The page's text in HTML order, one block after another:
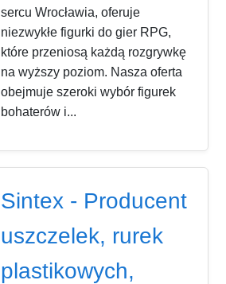
sercu Wrocławia, oferuje
niezwykłe figurki do gier RPG,
które przeniosą każdą rozgrywkę
na wyższy poziom. Nasza oferta
obejmuje szeroki wybór figurek
bohaterów i...
Sintex - Producent
uszczelek, rurek
plastikowych,